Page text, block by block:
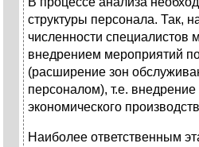
структуры персонала. Так,
численности специалистов
внедрением мероприятий
(расширение зон
персоналом), т.е.
экономического
Наиболее ответственным